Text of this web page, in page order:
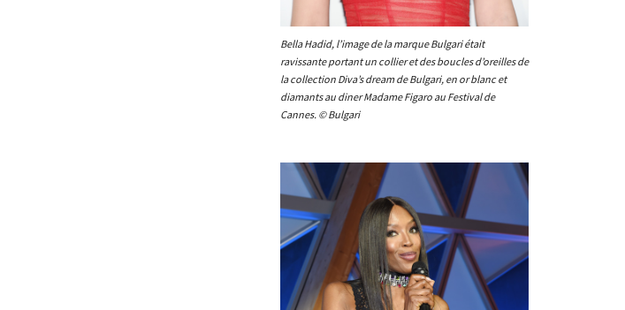
Bella Hadid, l’image de la marque Bulgari était
ravissante portant un collier et des boucles d’oreilles de
la collection Diva’s dream de Bulgari, en or blanc et
diamants au diner Madame Figaro au Festival de
Cannes. © Bulgari